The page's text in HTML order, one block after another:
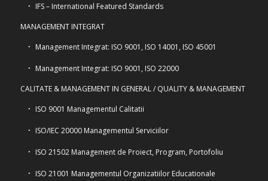
IFS – International Featured Standards
MANAGEMENT INTEGRAT
Management Integrat: ISO 9001, ISO 14001, ISO 45001
Management Integrat: ISO 9001, ISO 22000
CALITATE & MANAGEMENT IN GENERAL / QUALITY & MANAGEMENT
ISO 9001 Managementul Calitatii
ISO/IEC 20000 Managementul Serviciilor
ISO 21502 Management de Proiect, Program, Portofoliu
ISO 21001 Managementul Organizatiilor Educationale